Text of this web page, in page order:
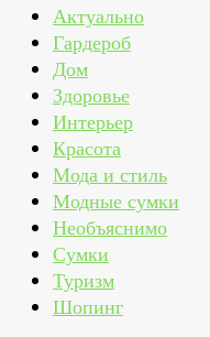
Актуально
Гардероб
Дом
Здоровье
Интерьер
Красота
Мода и стиль
Модные сумки
Необъяснимо
Сумки
Туризм
Шопинг